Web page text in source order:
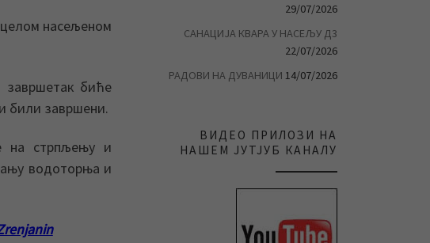
насељеном
биће
били завршени.
на стрпљењу и
водоторња и
29/07/2026
САНАЦИЈА КВАРА У НАСЕЉУ Д3
22/07/2026
РАДОВИ НА ДУВАНИЦИ 14/07/2026
ВИДЕО ПРИЛОЗИ НА
НАШЕМ ЈУТЈУБ КАНАЛУ